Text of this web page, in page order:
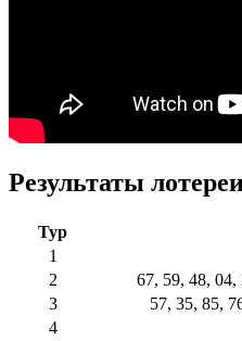
Результаты
Тур
1
2
67, 59, 48, 04,
3
57, 35, 85,
4